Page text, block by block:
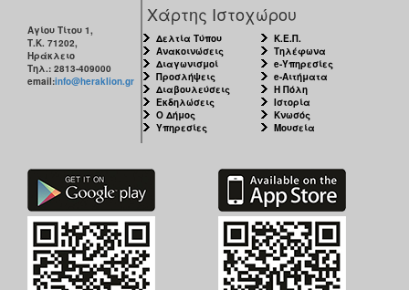
Αγίου Τίτου 1,
Τ.Κ. 71202,
Ηράκλειο
Τηλ.: 2813-409000
email:info@heraklion.gr
Χάρτης Ιστοχώρου
Δελτία Τύπου
Ανακοινώσεις
Διαγωνισμοί
Προσλήψεις
Διαβουλεύσεις
Εκδηλώσεις
Ο Δήμος
Υπηρεσίες
Κ.Ε.Π.
Τηλέφωνα
e-Υπηρεσίες
e-Αιτήματα
Η Πόλη
Ιστορία
Κνωσός
Μουσεία